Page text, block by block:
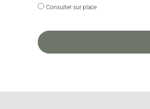
Consulter sur place